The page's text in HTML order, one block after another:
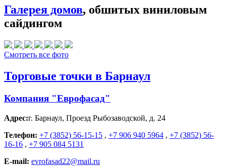
Галерея домов, обшитых виниловым
сайдингом
Смотреть все фото
Торговые точки в Барнаул
Компания "Еврофасад"
Адрес:г. Барнаул, Проезд Рыбозаводской, д. 24
Телефон: +7 (3852) 56-15-15 , +7 906 940 5964 , +7 (3852) 56-
16-16 , +7 905 084 5131
E-mail: evrofasad22@mail.ru